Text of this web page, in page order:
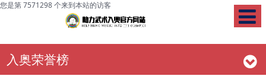
您是第 7571298 个来到本站的访客
入奥荣誉榜